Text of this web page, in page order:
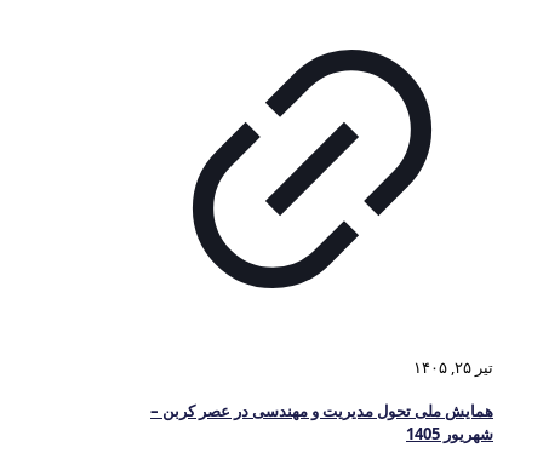
تیر ۲۵, ۱۴۰۵
همایش ملی تحول مدیریت و مهندسی در عصر کربن –
شهریور 1405